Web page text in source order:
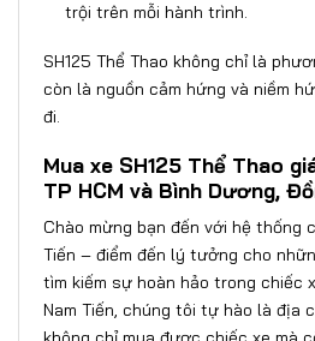
trội trên mỗi hành trình.
SH125 Thể Thao không chỉ là
còn là nguồn cảm hứng và niềm
đi.
Mua xe SH125 Thể Thao
TP HCM và Bình Dương,
Chào mừng bạn đến với hệ thống
Tiến – điểm đến lý tưởng cho
tìm kiếm sự hoàn hảo trong chiếc
Nam Tiến, chúng tôi tự hào là địa